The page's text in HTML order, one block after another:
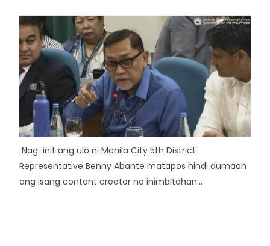
Nag-init ang ulo ni Manila City 5th District
Representative Benny Abante matapos hindi dumaan
ang isang content creator na inimbitahan...